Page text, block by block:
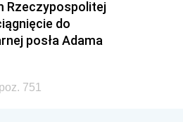
Rzeczypospolitej
do
posła Adama
751